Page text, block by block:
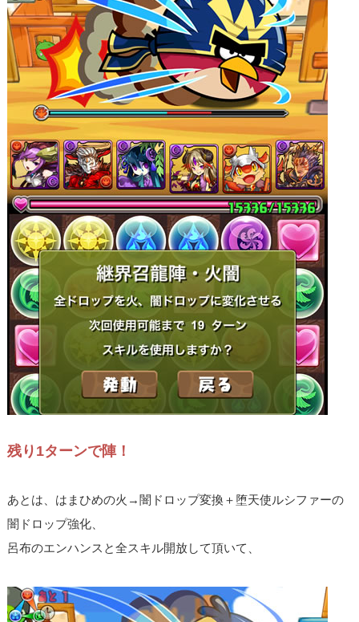
残り1ターンで陣！
あとは、はまひめの火→闇ドロップ変換＋堕天使ルシファーの
闇ドロップ強化、
呂布のエンハンスと全スキル開放して頂いて、